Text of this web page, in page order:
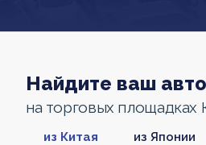
Найдите ваш
на торговых площадках
из Китая из Японии